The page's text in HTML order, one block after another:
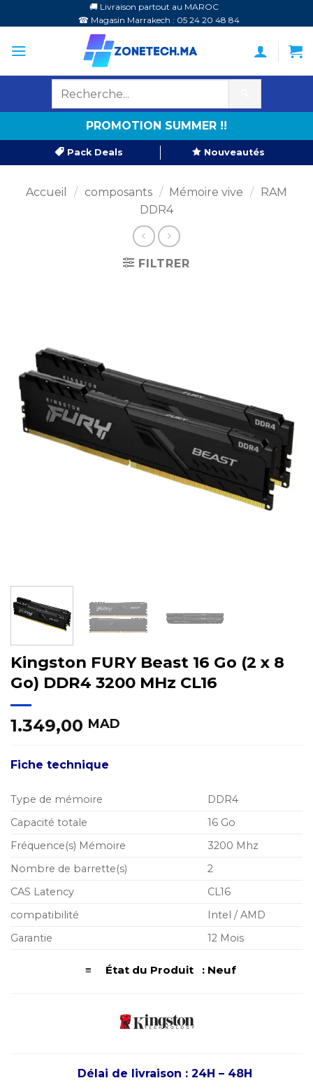
au
contenu
🚚 Livraison partout au MAROC
☎ Magasin Marrakech : 05 24 20 48 84
PROMOTION SUMMER !!
Pack Deals Nouveautés
Accueil / composants / Mémoire vive / RAM
DDR4
FILTRER
Kingston FURY Beast 16 Go (2 x 8
Go) DDR4 3200 MHz CL16
1.349,00 MAD
Fiche technique
Type de mémoire
DDR4
Capacité totale
16 Go
Fréquence(s) Mémoire
3200 Mhz
Nombre de barrette(s)
2
CAS Latency
CL16
compatibilité
Intel / AMD
Garantie
12 Mois
≡ État du Produit : Neuf
Délai de livraison : 24H – 48H